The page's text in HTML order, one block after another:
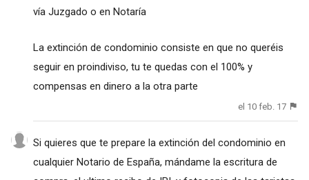
vía Juzgado o en Notaría
La extinción de condominio consiste en que no queréis
seguir en proindiviso, tu te quedas con el 100% y
compensas en dinero a la otra parte
el 10 feb. 17
Si quieres que te prepare la extinción del condominio en
cualquier Notario de España, mándame la escritura de